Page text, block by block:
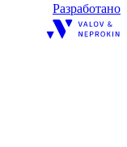
Разработано